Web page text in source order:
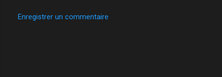
Enregistrer un commentaire